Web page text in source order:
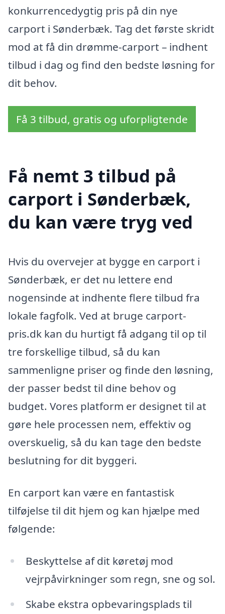
konkurrencedygtig pris på din nye
carport i Sønderbæk. Tag det første skridt
mod at få din drømme-carport – indhent
tilbud i dag og find den bedste løsning for
dit behov.
Få 3 tilbud, gratis og uforpligtende
Få nemt 3 tilbud på
carport i Sønderbæk,
du kan være tryg ved
Hvis du overvejer at bygge en carport i
Sønderbæk, er det nu lettere end
nogensinde at indhente flere tilbud fra
lokale fagfolk. Ved at bruge carport-
pris.dk kan du hurtigt få adgang til op til
tre forskellige tilbud, så du kan
sammenligne priser og finde den løsning,
der passer bedst til dine behov og
budget. Vores platform er designet til at
gøre hele processen nem, effektiv og
overskuelig, så du kan tage den bedste
beslutning for dit byggeri.
En carport kan være en fantastisk
tilføjelse til dit hjem og kan hjælpe med
følgende:
Beskyttelse af dit køretøj mod
vejrpåvirkninger som regn, sne og sol.
Skabe ekstra opbevaringsplads til